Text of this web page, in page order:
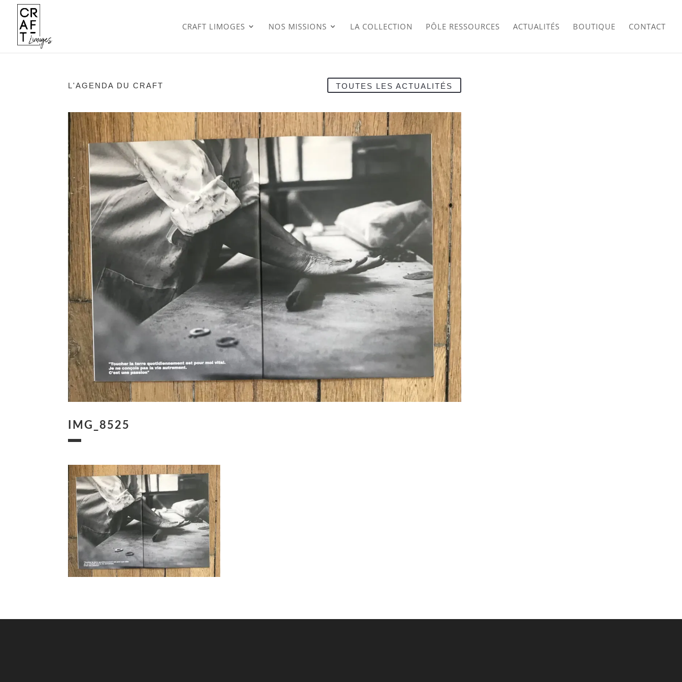
CRAFT LIMOGES NOS MISSIONS LA COLLECTION PÔLE RESSOURCES ACTUALITÉS BOUTIQUE CONTACT
L'AGENDA DU CRAFT TOUTES LES ACTUALITÉS
IMG_8525